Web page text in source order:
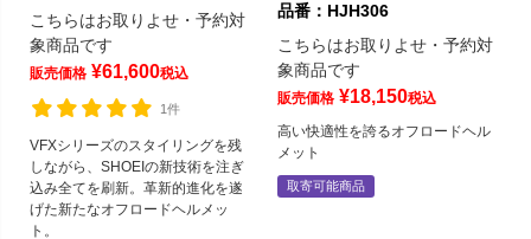
こちらはお取りよせ・予約対
象商品です
販売価格 ¥61,600税込
1件
VFXシリーズのスタイリングを残
しながら、SHOEIの新技術を注ぎ
込み全てを刷新。革新的進化を遂
げた新たなオフロードヘルメッ
ト。
品番：HJH306
こちらはお取りよせ・予約対
象商品です
販売価格 ¥18,150税込
高い快適性を誇るオフロードヘル
メット
取寄可能商品